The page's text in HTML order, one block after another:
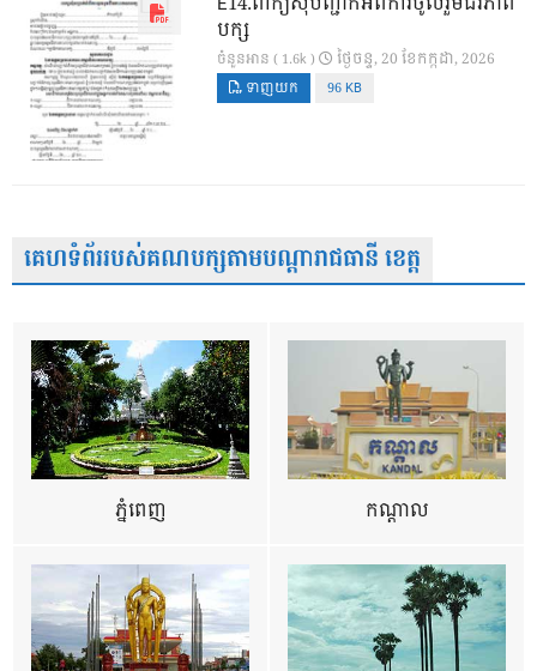
បក្ស
ចំនួនអាន ( 1.6k ) ថ្ងៃ​ចន្ទ, 20 ខែ​កក្កដា, 2026
ទាញយក 96 KB
គេហទំព័ររបស់គណបក្សតាមបណ្តារាជធានី ខេត្ត
ភ្នំពេញ កណ្តាល